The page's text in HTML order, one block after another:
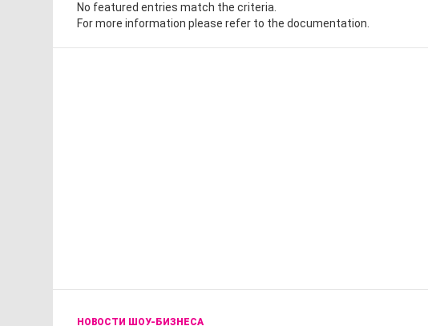
No featured entries match the criteria.
For more information please refer to the documentation.
НОВОСТИ ШОУ-БИЗНЕСА